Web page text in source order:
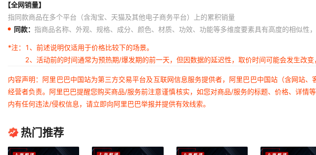
【全网销量】
指同款商品在多个平台（含淘宝、天猫及其他电子商务平台）上的累积销量
同款： 指商品名称、外观、规格、成分、颜色、材质、功效、功能等多维度要素具有高度的相似性
*注：
1、前述说明仅适用于价格比较下的场景。
2、活动前的时间通常为预热期/爆发期的前一天，但因数据的延迟性，取价时间可能会发生改
内容声明：阿里巴巴中国站为第三方交易平台及互联网信息服务提供者，阿里巴巴中国站（含网站
经营者负责。阿里巴巴提醒您购买商品/服务前注意谨慎核实，如您对商品/服务的标题、价格、详
内有任何违法/侵权信息，请立即向阿里巴巴举报并提供有效线索。
热门推荐